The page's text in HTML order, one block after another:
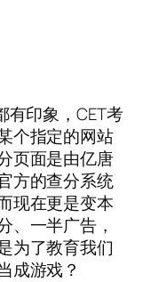
有印象，CET考
个指定的网站
页面是由亿唐
方的查分系统
现在更是变本
、一半广告，
为了教育我们
成游戏？